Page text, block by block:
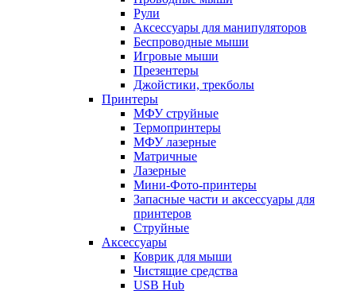
Рули
Аксессуары для манипуляторов
Беспроводные мыши
Игровые мыши
Презентеры
Джойстики, трекболы
Принтеры
МФУ струйные
Термопринтеры
МФУ лазерные
Матричные
Лазерные
Мини-Фото-принтеры
Запасные части и аксессуары для
принтеров
Струйные
Аксессуары
Коврик для мыши
Чистящие средства
USB Hub